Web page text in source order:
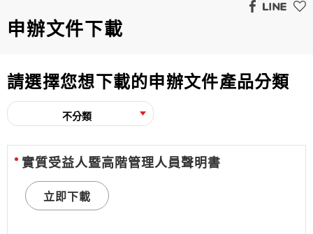
申辦文件下載
請選擇您想下載的申辦文件產品分類
不分類
實質受益人暨高階管理人員聲明書
立即下載